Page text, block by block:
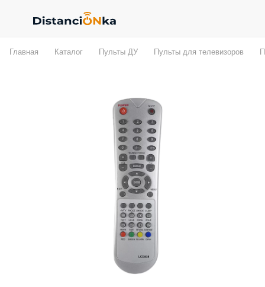
Главная Каталог Пульты ДУ Пульты для телевизоров